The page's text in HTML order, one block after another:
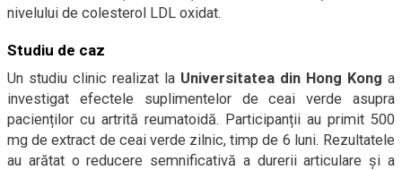
nivelului de colesterol LDL oxidat.
Studiu de caz
Un studiu clinic realizat la Universitatea din Hong Kong a
investigat efectele suplimentelor de ceai verde asupra
pacienților cu artrită reumatoidă. Participanții au primit 500
mg de extract de ceai verde zilnic, timp de 6 luni. Rezultatele
au arătat o reducere semnificativă a durerii articulare și a